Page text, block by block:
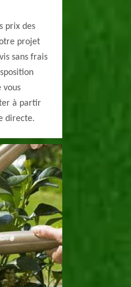
prix des
projet
sans frais
vous
à partir
directe.